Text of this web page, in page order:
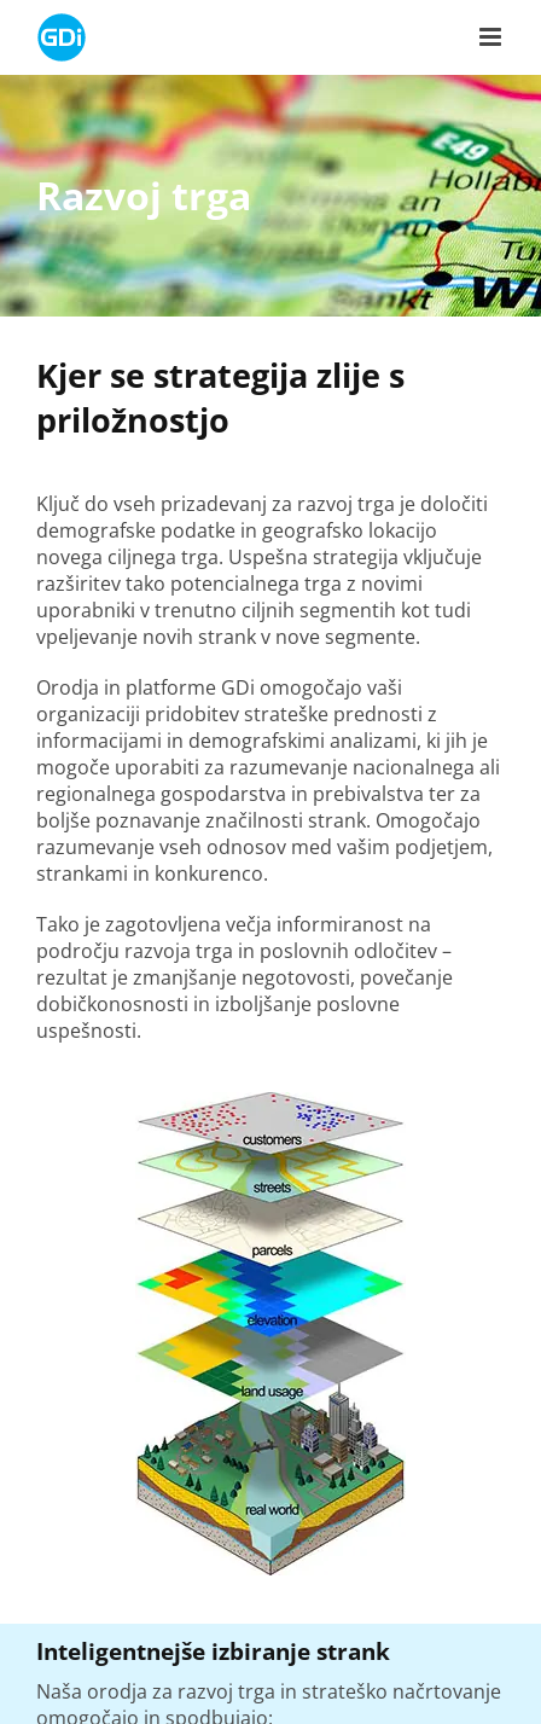
content
Razvoj trga
Kjer se strategija zlije s
priložnostjo
Ključ do vseh prizadevanj za razvoj trga je določiti
demografske podatke in geografsko lokacijo
novega ciljnega trga. Uspešna strategija vključuje
razširitev tako potencialnega trga z novimi
uporabniki v trenutno ciljnih segmentih kot tudi
vpeljevanje novih strank v nove segmente.
Orodja in platforme GDi omogočajo vaši
organizaciji pridobitev strateške prednosti z
informacijami in demografskimi analizami, ki jih je
mogoče uporabiti za razumevanje nacionalnega ali
regionalnega gospodarstva in prebivalstva ter za
boljše poznavanje značilnosti strank. Omogočajo
razumevanje vseh odnosov med vašim podjetjem,
strankami in konkurenco.
Tako je zagotovljena večja informiranost na
področju razvoja trga in poslovnih odločitev –
rezultat je zmanjšanje negotovosti, povečanje
dobičkonosnosti in izboljšanje poslovne
uspešnosti.
Inteligentnejše izbiranje strank
Naša orodja za razvoj trga in strateško načrtovanje
omogočajo in spodbujajo: